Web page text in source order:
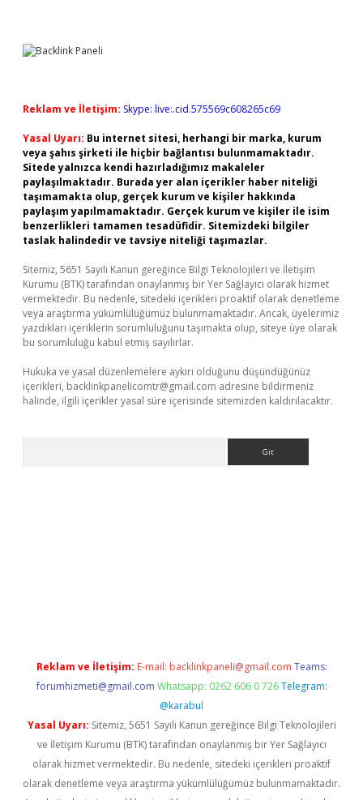
Reklam ve İletişim: Skype: live:.cid.575569c608265c69
Yasal Uyarı: Bu internet sitesi, herhangi bir marka, kurum
veya şahıs şirketi ile hiçbir bağlantısı bulunmamaktadır.
Sitede yalnızca kendi hazırladığımız makaleler
paylaşılmaktadır. Burada yer alan içerikler haber niteliği
taşımamakta olup, gerçek kurum ve kişiler hakkında
paylaşım yapılmamaktadır. Gerçek kurum ve kişiler ile isim
benzerlikleri tamamen tesadüfidir. Sitemizdeki bilgiler
taslak halindedir ve tavsiye niteliği taşımazlar.
Sitemiz, 5651 Sayılı Kanun gereğince Bilgi Teknolojileri ve İletişim
Kurumu (BTK) tarafından onaylanmış bir Yer Sağlayıcı olarak hizmet
vermektedir. Bu nedenle, sitedeki içerikleri proaktif olarak denetleme
veya araştırma yükümlülüğümüz bulunmamaktadır. Ancak, üyelerimiz
yazdıkları içeriklerin sorumluluğunu taşımakta olup, siteye üye olarak
bu sorumluluğu kabul etmiş sayılırlar.
Hukuka ve yasal düzenlemelere aykırı olduğunu düşündüğünüz
içerikleri, backlinkpanelicomtr@gmail.com adresine bildirmeniz
halinde, ilgili içerikler yasal süre içerisinde sitemizden kaldırılacaktır.
Reklam ve İletişim: E-mail: backlinkpaneli@gmail.com Teams:
forumhizmeti@gmail.com Whatsapp: 0262 606 0 726 Telegram:
@karabul
Yasal Uyarı: Sitemiz, 5651 Sayılı Kanun gereğince Bilgi Teknolojileri
ve İletişim Kurumu (BTK) tarafından onaylanmış bir Yer Sağlayıcı
olarak hizmet vermektedir. Bu nedenle, sitedeki içerikleri proaktif
olarak denetleme veya araştırma yükümlülüğümüz bulunmamaktadır.